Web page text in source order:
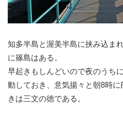
知多半島と渥美半島に挟み込ま
に篠島はある。
早起きもしんどいので夜のうち
動しておき、意気揚々と朝8時
きは三文の徳である。